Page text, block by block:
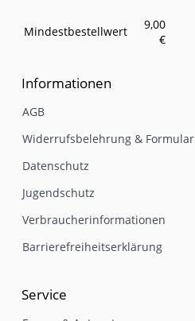
Mindestbestellwert
9,00
€
Informationen
AGB
Widerrufsbelehrung & Formular
Datenschutz
Jugendschutz
Verbraucherinformationen
Barrierefreiheitserklärung
Service